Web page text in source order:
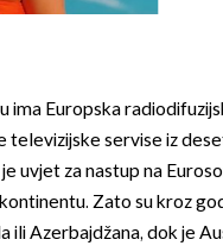
ima Europska
televizijske servise iz
uvjet za nastup na
Zato su kroz
ili Azerbajdžana, dok je